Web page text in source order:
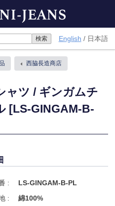
English 日本語
西脇長造商店
ャツ / ギンガムチ
[LS-GINGAM-B-
:
LS-GINGAM-B-PL
:
綿100%